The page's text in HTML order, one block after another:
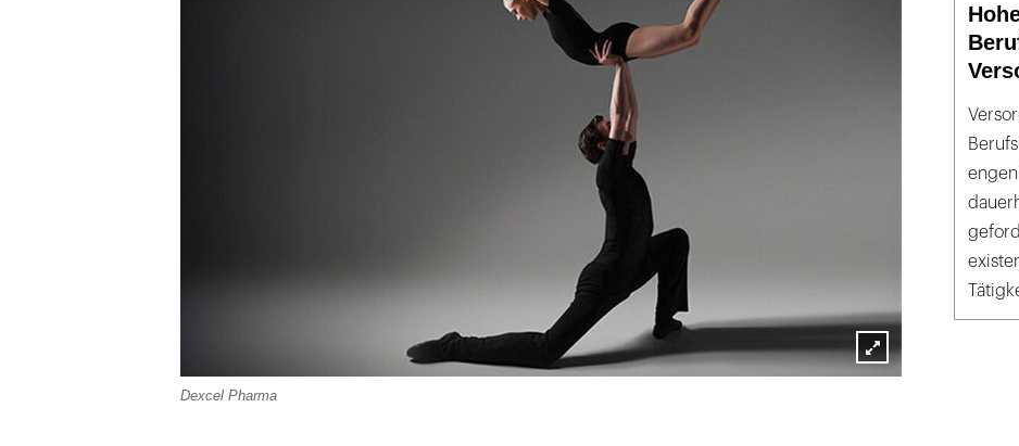
Lightbox
Dexcel Pharma